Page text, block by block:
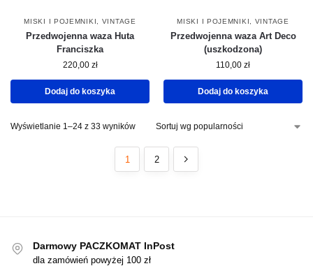
MISKI I POJEMNIKI VINTAGE
Przedwojenna waza Huta
Franciszka
220,00 zł
Dodaj do koszyka
MISKI I POJEMNIKI VINTAGE
Przedwojenna waza Art Deco
(uszkodzona)
110,00 zł
Dodaj do koszyka
Wyświetlanie 1–24 z 33 wyników
1 2
Darmowy PACZKOMAT InPost
dla zamówień powyżej 100 zł